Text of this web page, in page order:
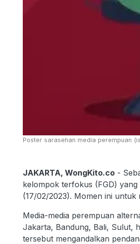
Poster sarasehan media perempuan
JAKARTA, WongKito.co -
kelompok terfokus (FGD) yang
(17/02/2023). Momen ini untuk
Media-media perempuan
Jakarta, Bandung, Bali, Sulut,
tersebut mengandalkan